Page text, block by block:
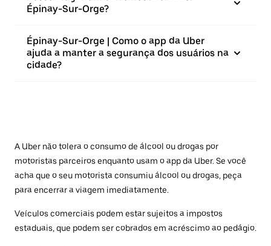
Épinay-Sur-Orge?
Épinay-Sur-Orge | Como o app da Uber
ajuda a manter a segurança dos usuários na
cidade?
A Uber não tolera o consumo de álcool ou drogas por
motoristas parceiros enquanto usam o app da Uber. Se você
acha que o seu motorista consumiu álcool ou drogas, peça
para encerrar a viagem imediatamente.
Veículos comerciais podem estar sujeitos a impostos
estaduais, que podem ser cobrados em acréscimo ao pedágio.